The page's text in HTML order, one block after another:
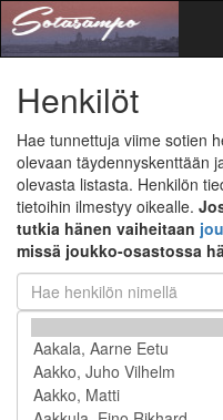
Henkilöt
Hae tunnettuja viime sotien
olevaan täydennyskenttään
olevasta listasta. Henkilön
tietoihin ilmestyy oikealle.
tutkia hänen vaiheitaan
missä joukko-osastossa